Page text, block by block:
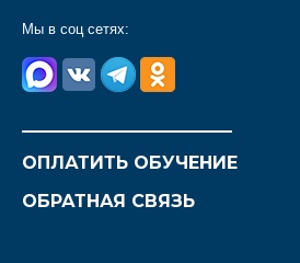
Мы в соц сетях:
ОПЛАТИТЬ ОБУЧЕНИЕ
ОБРАТНАЯ СВЯЗЬ